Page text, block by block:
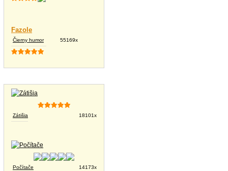
Fazole
Čierny humor 55169x
Zátišia 18101x
Počítače 14173x